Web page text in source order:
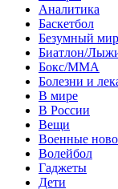
Аналитика
Баскетбол
Безумный мир
Биатлон/
Бокс/MMA
Болезни и
В мире
В России
Вещи
Военные
Волейбол
Гаджеты
Дети